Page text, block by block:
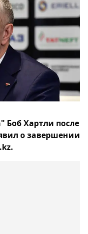
Боб Хартли после
о завершении